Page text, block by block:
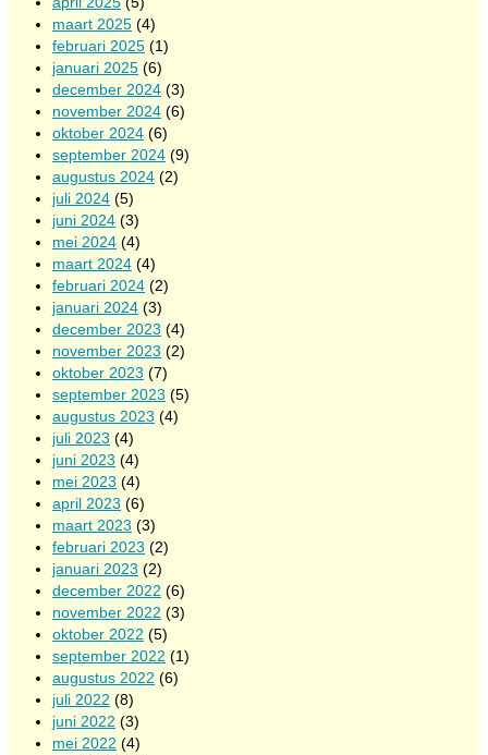
maart 2025 (4)
februari 2025 (1)
januari 2025 (6)
december 2024 (3)
november 2024 (6)
oktober 2024 (6)
september 2024 (9)
augustus 2024 (2)
juli 2024 (5)
juni 2024 (3)
mei 2024 (4)
maart 2024 (4)
februari 2024 (2)
januari 2024 (3)
december 2023 (4)
november 2023 (2)
oktober 2023 (7)
september 2023 (5)
augustus 2023 (4)
juli 2023 (4)
juni 2023 (4)
mei 2023 (4)
april 2023 (6)
maart 2023 (3)
februari 2023 (2)
januari 2023 (2)
december 2022 (6)
november 2022 (3)
oktober 2022 (5)
september 2022 (1)
augustus 2022 (6)
juli 2022 (8)
juni 2022 (3)
mei 2022 (4)